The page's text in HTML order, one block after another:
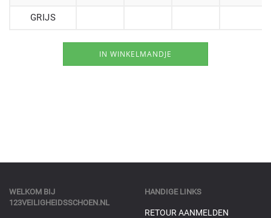
GRIJS
WELKOM BIJ
123VEILIGHEIDSSCHOEN.NL
HANDIGE LINKS
RETOUR AANMELDEN